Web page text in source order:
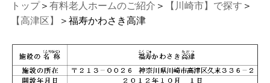
トップ＞ 有料老人ホームのご紹介 ＞ 【川崎市】で探す ＞
【高津区】
＞福寿かわさき高津